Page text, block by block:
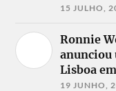
15 JULHO,
Ronnie
anunciou
Lisboa
19 JUNHO,